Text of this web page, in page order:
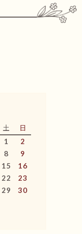
土 日
1
2
8
9
15
16
22
23
29
30